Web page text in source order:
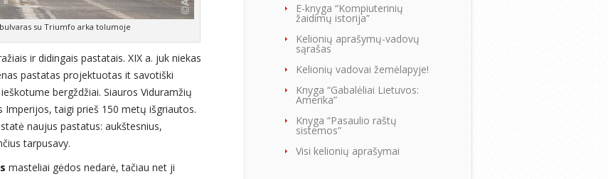
su Triumfo arka tolumoje
ir didingais pastatais. XIX a. juk niekas
pastatas projektuotas it savotiški
bergždžiai. Siauros Viduramžių
taigi prieš 150 metų išgriautos.
naujus pastatus: aukštesnius,
tarpusavy.
masteliai gėdos nedarė, tačiau net ji
E-knyga “Kompiuterinių
žaidimų istorija”
Kelionių aprašymų-vadovų
sąrašas
Kelionių vadovai žemėlapyje!
Knyga “Gabalėliai Lietuvos:
Amerika”
Knyga “Pasaulio raštų
sistemos”
Visi kelionių aprašymai